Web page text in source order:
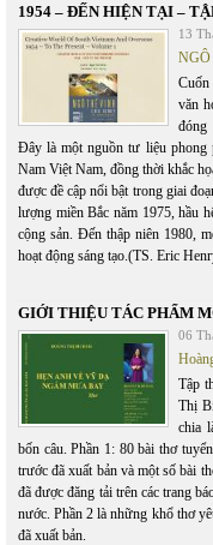
1954 – ĐẾN HIỆN TẠI –
13
Cuốn
văn
đóng
Đây là một nguồn tư liệu phong
Nam Việt Nam, đồng thời khắc
được đề cập nổi bật trong giai
lượng miền Bắc năm 1975, hầu
cộng sản. Đến thập niên 1980,
hoạt động sáng tạo.(TS. Eric
GIỚI THIỆU TÁC PHẨM
06
Tập
Thị
chia
bốn câu. Phần 1: 80 bài thơ
trước đã xuất bản và một số bài
đã được đăng tải trên các trang
nước. Phần 2 là những khổ thơ
đã xuất bản.